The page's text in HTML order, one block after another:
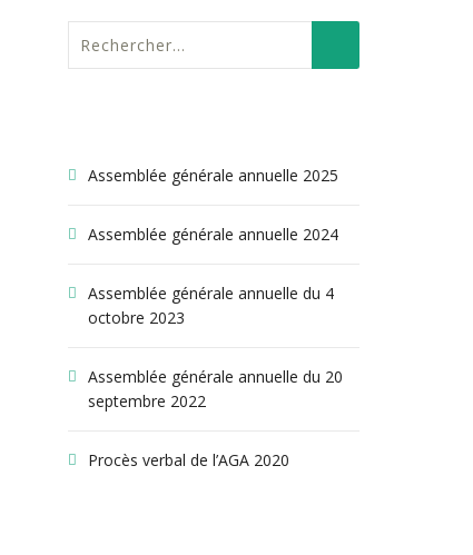
Assemblée générale annuelle 2025
Assemblée générale annuelle 2024
Assemblée générale annuelle du 4
octobre 2023
Assemblée générale annuelle du 20
septembre 2022
Procès verbal de l’AGA 2020